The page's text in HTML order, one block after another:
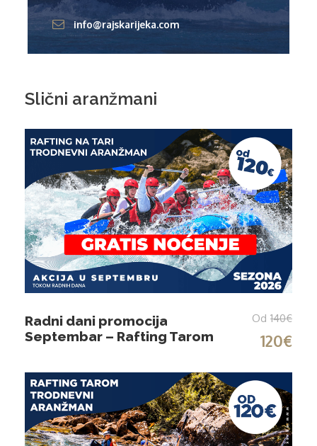
info@rajskarijeka.com
Slični aranžmani
Radni dani promocija
Septembar – Rafting Tarom
Od 140€
120€